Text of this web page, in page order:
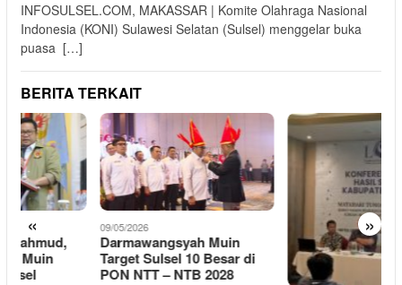
INFOSULSEL.COM, MAKASSAR | Komite Olahraga Nasional
Indonesia (KONI) Sulawesi Selatan (Sulsel) menggelar buka
puasa […]
BERITA TERKAIT
« »
09/05/2026
Darmawangsyah Muin
Target Sulsel 10 Besar di
PON NTT – NTB 2028